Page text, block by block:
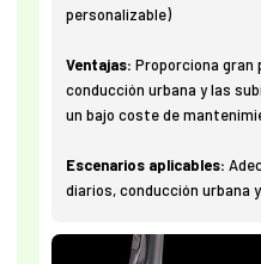
personalizable)
Ventajas: Proporciona gran
conducción urbana y las
un bajo coste de
Escenarios aplicables:
diarios, conducción urbana